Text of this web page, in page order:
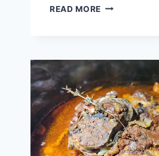
READ MORE LE
À
QUÉBEC